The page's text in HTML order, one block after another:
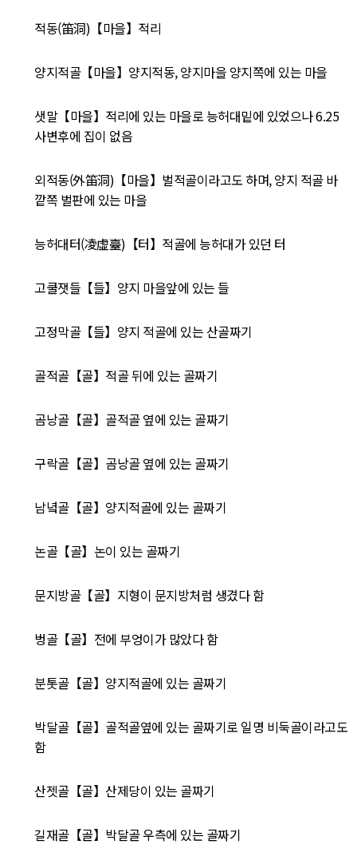
적동(笛洞)【마을】적리
양지적골【마을】양지적동, 양지마을 양지쪽에 있는 마을
샛말【마을】적리에 있는 마을로 능허대밑에 있었으나 6.25
사변후에 집이 없음
외적동(外笛洞)【마을】벌적골이라고도 하며, 양지 적골 바
깥쪽 벌판에 있는 마을
능허대터(凌虛臺)【터】적골에 능허대가 있던 터
고쿨잿들【들】양지 마을앞에 있는 들
고정막골【들】양지 적골에 있는 산골짜기
골적골【골】적골 뒤에 있는 골짜기
곰낭골【골】골적골 옆에 있는 골짜기
구락골【골】곰낭골 옆에 있는 골짜기
남녘골【골】양지적골에 있는 골짜기
논골【골】논이 있는 골짜기
문지방골【골】지형이 문지방처럼 생겼다 함
벙골【골】전에 부엉이가 많았다 함
분톳골【골】양지적골에 있는 골짜기
박달골【골】골적골옆에 있는 골짜기로 일명 비둑골이라고도
함
산젯골【골】산제당이 있는 골짜기
길재골【골】박달골 우측에 있는 골짜기